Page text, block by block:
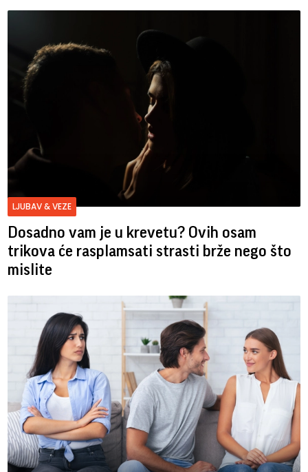
LJUBAV & VEZE
Dosadno vam je u krevetu? Ovih osam
trikova će rasplamsati strasti brže nego što
mislite